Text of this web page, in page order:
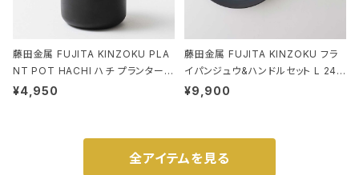
藤田金属 FUJITA KINZOKU PLA
NT POT HACHI ハチ プランターポ
ット 3号 ブラック
¥4,950
藤田金属 FUJITA KINZOKU フラ
イパンジュウ&ハンドルセット L 24c
m ガス火・IH対応 鉄フライパン ウォ
¥9,900
全アイテムを見る